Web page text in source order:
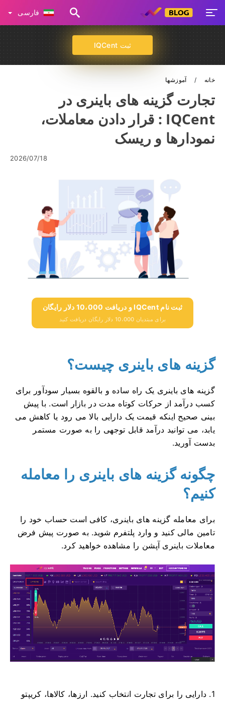
فارسی
ثبت IQCent
خانه آموزشها
تجارت گزینه های باینری در
IQCent : قرار دادن معاملات،
نمودارها و ریسک
2026/07/18
ثبت نام IQCent و دریافت 10،000 دلار رایگان
برای مبتدیان 10،000 دلار رایگان دریافت کنید
گزینه های باینری چیست؟
گزینه های باینری یک راه ساده و بالقوه بسیار سودآور برای
کسب درآمد از حرکات کوتاه مدت در بازار است. با پیش
بینی صحیح اینکه قیمت یک دارایی بالا می رود یا کاهش می
یابد، می توانید درآمد قابل توجهی را به صورت مستمر
بدست آورید.
چگونه گزینه های باینری را معامله
کنیم؟
برای معامله گزینه های باینری، کافی است حساب خود را
تامین مالی کنید و وارد پلتفرم شوید. به صورت پیش فرض
معاملات باینری آپشن را مشاهده خواهید کرد.
1. دارایی را برای تجارت انتخاب کنید. ارزها، کالاها، کریپتو